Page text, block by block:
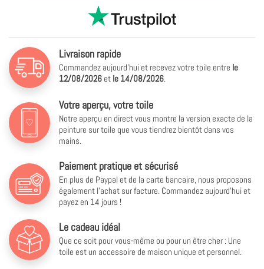
Livraison rapide
Commandez aujourd'hui et recevez votre toile entre le
12/08/2026 et le 14/08/2026.
Votre aperçu, votre toile
Notre aperçu en direct vous montre la version exacte de la
peinture sur toile que vous tiendrez bientôt dans vos
mains.
Paiement pratique et sécurisé
En plus de Paypal et de la carte bancaire, nous proposons
également l'achat sur facture. Commandez aujourd'hui et
payez en 14 jours !
Le cadeau idéal
Que ce soit pour vous-même ou pour un être cher : Une
toile est un accessoire de maison unique et personnel.